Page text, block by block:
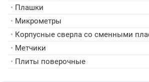
• Плашки
• Микрометры
• Корпусные сверла со сменными
• Метчики
• Плиты поверочные